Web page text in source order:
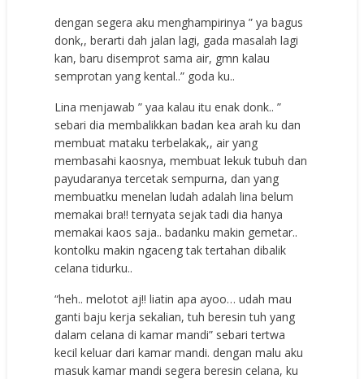
dengan segera aku menghampirinya ” ya bagus
donk,, berarti dah jalan lagi, gada masalah lagi
kan, baru disemprot sama air, gmn kalau
semprotan yang kental..” goda ku..
Lina menjawab ” yaa kalau itu enak donk.. ”
sebari dia membalikkan badan kea arah ku dan
membuat mataku terbelakak,, air yang
membasahi kaosnya, membuat lekuk tubuh dan
payudaranya tercetak sempurna, dan yang
membuatku menelan ludah adalah lina belum
memakai bra!! ternyata sejak tadi dia hanya
memakai kaos saja.. badanku makin gemetar..
kontolku makin ngaceng tak tertahan dibalik
celana tidurku..
“heh.. melotot aj!! liatin apa ayoo… udah mau
ganti baju kerja sekalian, tuh beresin tuh yang
dalam celana di kamar mandi” sebari tertwa
kecil keluar dari kamar mandi. dengan malu aku
masuk kamar mandi segera beresin celana, ku